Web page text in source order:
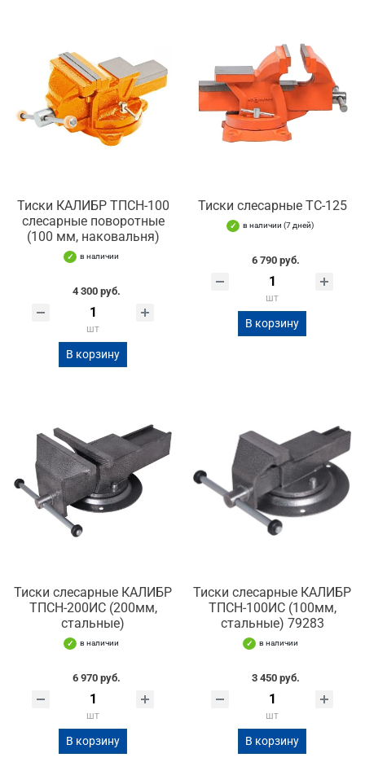
Тиски КАЛИБР ТПСН-100
слесарные поворотные
(100 мм, наковальня)
в наличии
4 300 руб.
шт
В корзину
Тиски слесарные TC-125
в наличии (7 дней)
6 790 руб.
шт
В корзину
Тиски слесарные КАЛИБР
ТПСН-200ИС (200мм,
стальные)
в наличии
6 970 руб.
шт
В корзину
Тиски слесарные КАЛИБР
ТПСН-100ИС (100мм,
стальные) 79283
в наличии
3 450 руб.
шт
В корзину